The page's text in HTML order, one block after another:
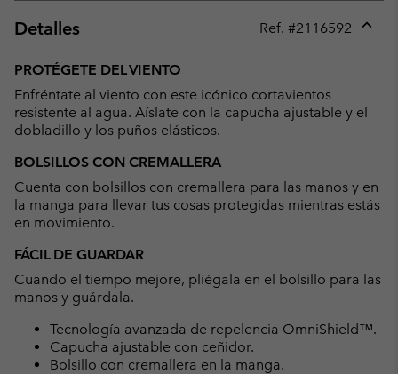
Detalles Ref. #2116592
PROTÉGETE DEL VIENTO
Enfréntate al viento con este icónico cortavientos
resistente al agua. Aíslate con la capucha ajustable y el
dobladillo y los puños elásticos.
BOLSILLOS CON CREMALLERA
Cuenta con bolsillos con cremallera para las manos y en
la manga para llevar tus cosas protegidas mientras estás
en movimiento.
FÁCIL DE GUARDAR
Cuando el tiempo mejore, pliégala en el bolsillo para las
manos y guárdala.
Tecnología avanzada de repelencia OmniShield™.
Capucha ajustable con ceñidor.
Bolsillo con cremallera en la manga.